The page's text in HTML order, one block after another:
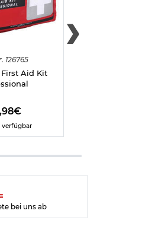
126765
First Aid Kit
bei uns ab